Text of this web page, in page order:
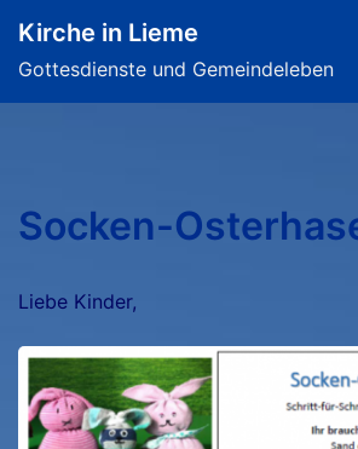
Inhalt
springen
Kirche in Lieme
Gottesdienste und Gemeindeleben
Socken-
Liebe Kinder,